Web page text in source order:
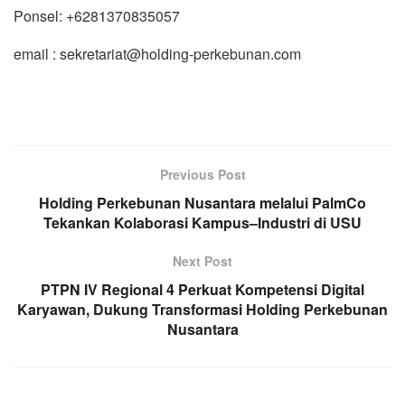
Ponsel: +6281370835057
email : sekretariat@holding-perkebunan.com
Previous Post
Holding Perkebunan Nusantara melalui PalmCo
Tekankan Kolaborasi Kampus–Industri di USU
Next Post
PTPN IV Regional 4 Perkuat Kompetensi Digital
Karyawan, Dukung Transformasi Holding Perkebunan
Nusantara